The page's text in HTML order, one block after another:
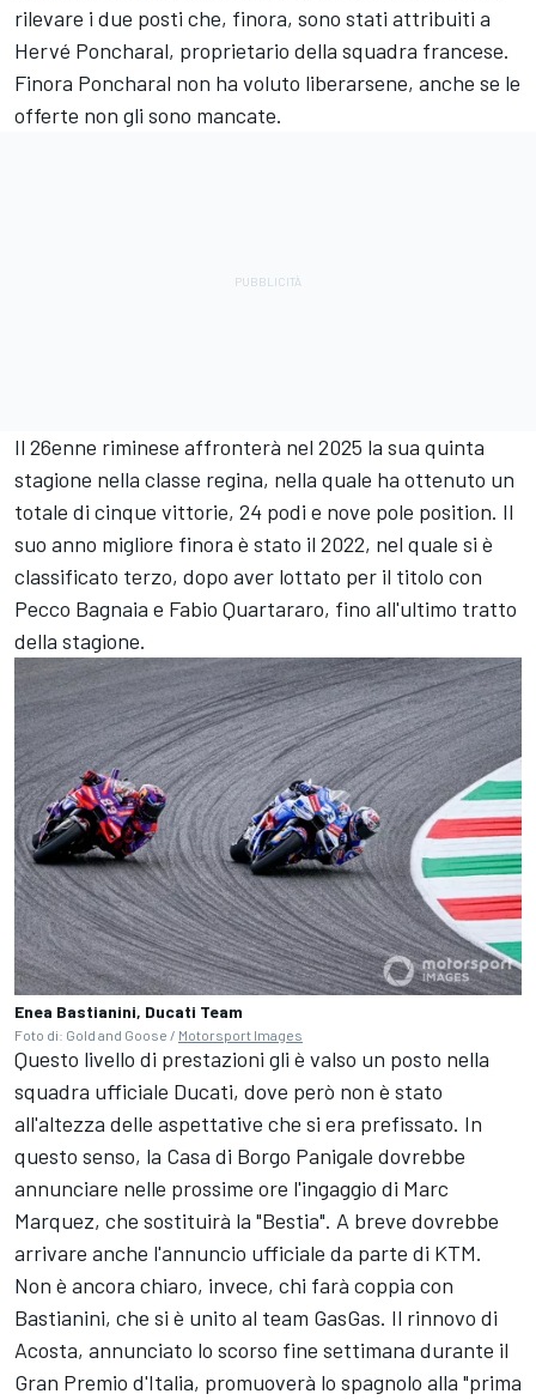
rilevare i due posti che, finora, sono stati attribuiti a
Hervé Poncharal, proprietario della squadra francese.
Finora Poncharal non ha voluto liberarsene, anche se le
offerte non gli sono mancate.
Il 26enne riminese affronterà nel 2025 la sua quinta
stagione nella classe regina, nella quale ha ottenuto un
totale di cinque vittorie, 24 podi e nove pole position. Il
suo anno migliore finora è stato il 2022, nel quale si è
classificato terzo, dopo aver lottato per il titolo con
Pecco Bagnaia e Fabio Quartararo, fino all'ultimo tratto
della stagione.
Enea Bastianini, Ducati Team
Foto di: Gold and Goose / Motorsport Images
Questo livello di prestazioni gli è valso un posto nella
squadra ufficiale Ducati, dove però non è stato
all'altezza delle aspettative che si era prefissato. In
questo senso, la Casa di Borgo Panigale dovrebbe
annunciare nelle prossime ore l'ingaggio di Marc
Marquez, che sostituirà la "Bestia". A breve dovrebbe
arrivare anche l'annuncio ufficiale da parte di KTM.
Non è ancora chiaro, invece, chi farà coppia con
Bastianini, che si è unito al team GasGas. Il rinnovo di
Acosta, annunciato lo scorso fine settimana durante il
Gran Premio d'Italia, promuoverà lo spagnolo alla "prima